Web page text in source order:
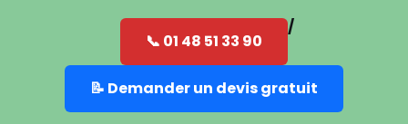
📞 01 48 51 33 90
📝 Demander un devis gratuit